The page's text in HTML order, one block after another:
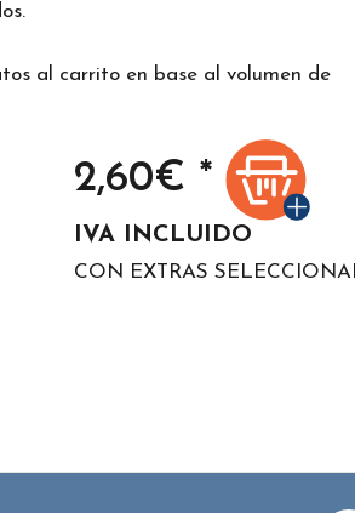
al carrito en base al volumen de
2,60€ *
IVA INCLUIDO
CON EXTRAS